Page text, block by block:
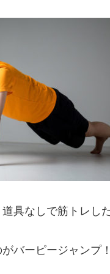
具なしで筋トレし
バーピージャンプ